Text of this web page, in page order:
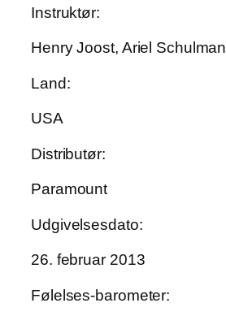
Instruktør:
Henry Joost, Ariel Schulman
Land:
USA
Distributør:
Paramount
Udgivelsesdato:
26. februar 2013
Følelses-barometer: